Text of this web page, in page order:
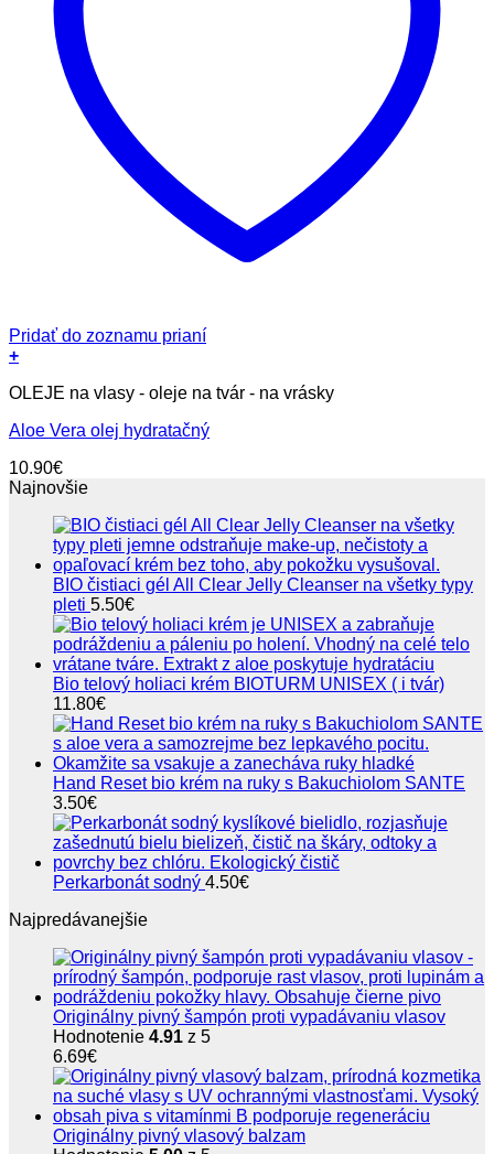
Pridať do zoznamu prianí
+
OLEJE na vlasy - oleje na tvár - na vrásky
Aloe Vera olej hydratačný
10.90€
Najnovšie
BIO čistiaci gél All Clear Jelly Cleanser na všetky typy
pleti 5.50€
Bio telový holiaci krém BIOTURM UNISEX ( i tvár)
11.80€
Hand Reset bio krém na ruky s Bakuchiolom SANTE
3.50€
Perkarbonát sodný 4.50€
Najpredávanejšie
Originálny pivný šampón proti vypadávaniu vlasov
Hodnotenie 4.91 z 5
6.69€
Originálny pivný vlasový balzam